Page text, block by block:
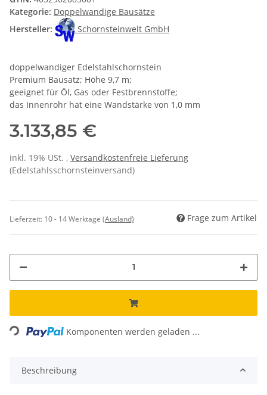
Kategorie: Doppelwandige Bausätze
Hersteller:
Schornsteinwelt GmbH
doppelwandiger Edelstahlschornstein
Premium Bausatz; Höhe 9,7 m;
geeignet für Öl, Gas oder Festbrennstoffe;
das Innenrohr hat eine Wandstärke von 1,0 mm
3.133,85 €
inkl. 19% USt. , Versandkostenfreie Lieferung
(Edelstahlsschornsteinversand)
Lieferzeit: 10 - 14 Werktage (Ausland) Frage zum Artikel
Loading... Komponenten werden geladen ...
Beschreibung